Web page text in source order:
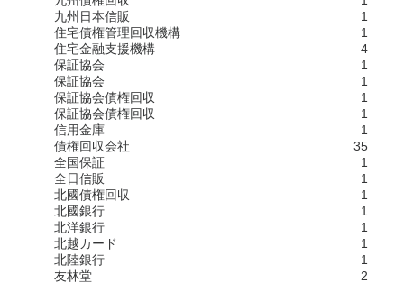
九州日本信販
1
住宅債権管理回収機構
1
住宅金融支援機構
4
保証協会
1
保証協会
1
保証協会債権回収
1
保証協会債権回収
1
信用金庫
1
債権回収会社
35
全国保証
1
全日信販
1
北國債権回収
1
北國銀行
1
北洋銀行
1
北越カード
1
北陸銀行
1
友林堂
2